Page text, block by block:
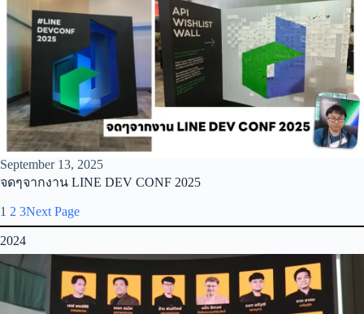
September 13, 2025
จดๆจากงาน LINE DEV CONF 2025
1 2 3Next Page
2024